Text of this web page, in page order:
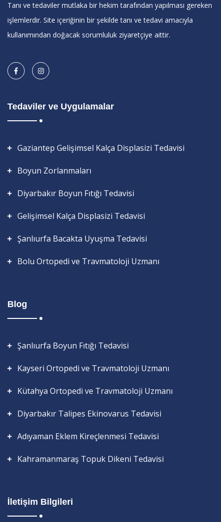
Tanı ve tedaviler mutlaka bir hekim tarafından yapılması gereken
işlemlerdir. Site içeriğinin bir şekilde tanı ve tedavi amacıyla
kullanımından doğacak sorumluluk ziyaretçiye aittir.
Tedaviler ve Uygulamalar
Gaziantep Gelişimsel Kalça Displasizi Tedavisi
Boyun Zorlanmaları
Diyarbakır Boyun Fıtığı Tedavisi
Gelişimsel Kalça Displasizi Tedavisi
Şanlıurfa Bacakta Uyuşma Tedavisi
Bolu Ortopedi ve Travmatoloji Uzmanı
Blog
Şanlıurfa Boyun Fıtığı Tedavisi
Kayseri Ortopedi ve Travmatoloji Uzmanı
Kütahya Ortopedi ve Travmatoloji Uzmanı
Diyarbakır Talipes Ekinovarus Tedavisi
Adıyaman Eklem Kireçlenmesi Tedavisi
Kahramanmaraş Topuk Dikeni Tedavisi
İletişim Bilgileri